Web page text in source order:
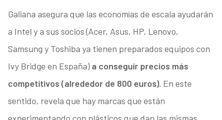
Galiana asegura que las economías de escala ayudarán
a Intel y a sus socios (Acer, Asus, HP, Lenovo,
Samsung y Toshiba ya tienen preparados equipos con
Ivy Bridge en España) a conseguir precios más
competitivos (alrededor de 800 euros). En este
sentido, revela que hay marcas que están